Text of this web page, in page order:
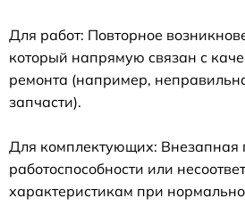
Для работ: Повторное
который напрямую связан с
ремонта (например,
запчасти).
Для комплектующих: Внезапная
работоспособности или
характеристикам при